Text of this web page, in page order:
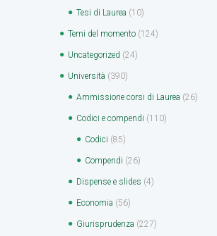
Tesi di Laurea (10)
Temi del momento (124)
Uncategorized (24)
Università (390)
Ammissione corsi di Laurea (26)
Codici e compendi (110)
Codici (85)
Compendi (26)
Dispense e slides (4)
Economia (56)
Giurisprudenza (227)